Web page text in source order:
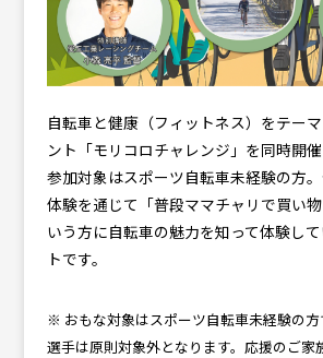
自転車と健康（フィットネス）をテー
ント「モリコロチャレンジ」を同時開
参加対象はスポーツ自転車未経験の方
体験を通じて「普段ママチャリで買い
いう方に自転車の魅力を知って体験し
トです。
※ おもな対象はスポーツ自転車未経験の方
選手は原則対象外となります。応援のご家